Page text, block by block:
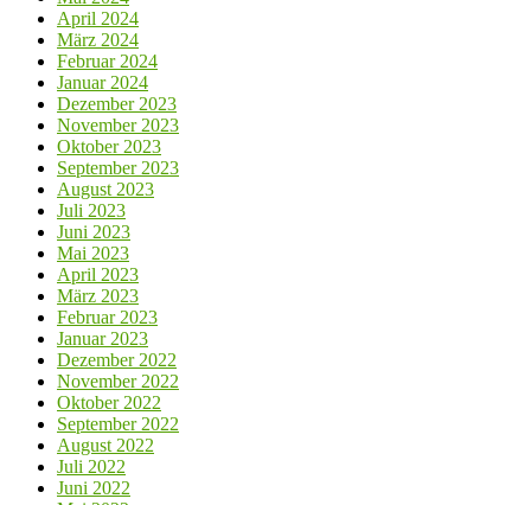
April 2024
März 2024
Februar 2024
Januar 2024
Dezember 2023
November 2023
Oktober 2023
September 2023
August 2023
Juli 2023
Juni 2023
Mai 2023
April 2023
März 2023
Februar 2023
Januar 2023
Dezember 2022
November 2022
Oktober 2022
September 2022
August 2022
Juli 2022
Juni 2022